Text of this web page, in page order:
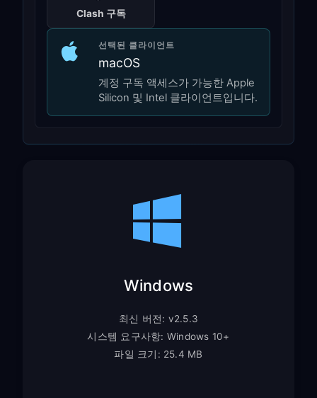
Clash 구독
선택된 클라이언트
macOS
계정 구독 액세스가 가능한 Apple
Silicon 및 Intel 클라이언트입니다.
Windows
최신 버전: v2.5.3
시스템 요구사항: Windows 10+
파일 크기: 25.4 MB